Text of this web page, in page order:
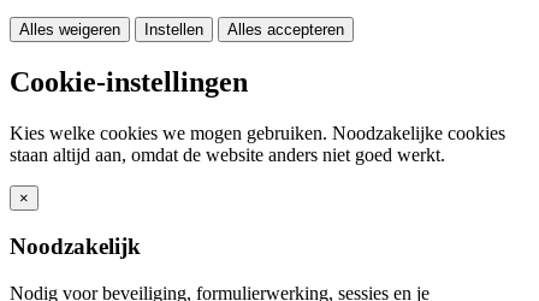
Alles weigeren Instellen Alles accepteren
Cookie-instellingen
Kies welke cookies we mogen gebruiken. Noodzakelijke cookies
staan altijd aan, omdat de website anders niet goed werkt.
×
Noodzakelijk
Nodig voor beveiliging, formulierwerking, sessies en je